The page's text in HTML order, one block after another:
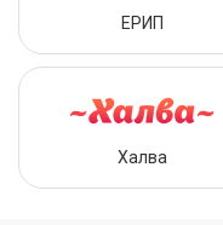
ЕРИП
Халва